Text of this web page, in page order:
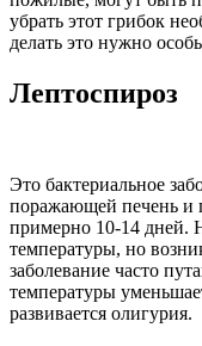
убрать этот грибок
делать это нужно
Лептоспироз
Это бактериальное
поражающей печень и
примерно 10-14 дней.
температуры, но
заболевание часто
температуры
развивается олигурия.